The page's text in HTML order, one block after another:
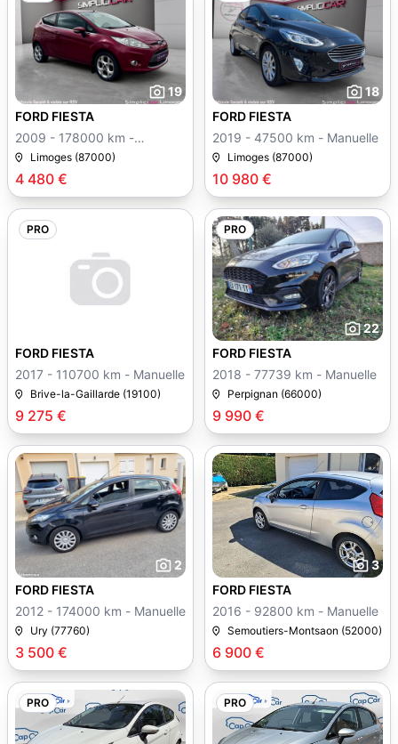
19
4 480 €
FORD FIESTA
2009 - 178000 km -
Manuelle
Limoges (87000)
18
10 980 €
FORD FIESTA
2019 - 47500 km - Manuelle
Limoges (87000)
PRO
9 275 €
FORD FIESTA
2017 - 110700 km - Manuelle
Brive-la-Gaillarde (19100)
PRO
22
9 990 €
FORD FIESTA
2018 - 77739 km - Manuelle
Perpignan (66000)
2
3 500 €
FORD FIESTA
2012 - 174000 km - Manuelle
Ury (77760)
3
6 900 €
FORD FIESTA
2016 - 92800 km - Manuelle
Semoutiers-Montsaon (52000)
PRO PRO